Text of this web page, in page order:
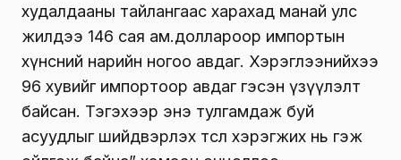
худалдааны тайлангаас харахад манай улс
жилдээ 146 сая ам.доллароор импортын
хүнсний нарийн ногоо авдаг. Хэрэглээнийхээ
96 хувийг импортоор авдаг гэсэн үзүүлэлт
байсан. Тэгэхээр энэ тулгамдаж буй
асуудлыг шийдвэрлэх төсөл хэрэгжих нь гэж